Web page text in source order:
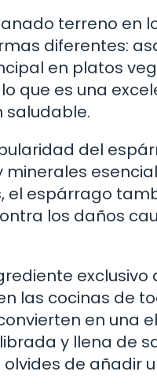
terreno en
diferentes:
en platos
que es una
saludable.
del
el espárrago
los daños
las cocinas de
en una
y llena de
de añadir